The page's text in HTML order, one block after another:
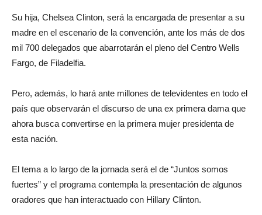
Su hija, Chelsea Clinton, será la encargada de presentar a su
madre en el escenario de la convención, ante los más de dos
mil 700 delegados que abarrotarán el pleno del Centro Wells
Fargo, de Filadelfia.
Pero, además, lo hará ante millones de televidentes en todo el
país que observarán el discurso de una ex primera dama que
ahora busca convertirse en la primera mujer presidenta de
esta nación.
El tema a lo largo de la jornada será el de “Juntos somos
fuertes” y el programa contempla la presentación de algunos
oradores que han interactuado con Hillary Clinton.